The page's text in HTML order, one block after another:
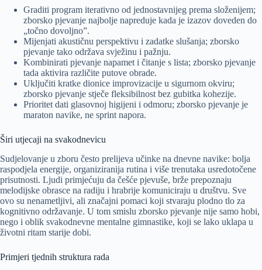
Graditi program iterativno od jednostavnijeg prema složenijem;
zborsko pjevanje najbolje napreduje kada je izazov doveden do
„točno dovoljno”.
Mijenjati akustičnu perspektivu i zadatke slušanja; zborsko
pjevanje tako održava svježinu i pažnju.
Kombinirati pjevanje napamet i čitanje s lista; zborsko pjevanje
tada aktivira različite putove obrade.
Uključiti kratke dionice improvizacije u sigurnom okviru;
zborsko pjevanje stječe fleksibilnost bez gubitka kohezije.
Prioritet dati glasovnoj higijeni i odmoru; zborsko pjevanje je
maraton navike, ne sprint napora.
Širi utjecaji na svakodnevicu
Sudjelovanje u zboru često prelijeva učinke na dnevne navike: bolja
raspodjela energije, organiziranija rutina i više trenutaka usredotočene
prisutnosti. Ljudi primjećuju da češće pjevuše, brže prepoznaju
melodijske obrasce na radiju i hrabrije komuniciraju u društvu. Sve
ovo su nenametljivi, ali značajni pomaci koji stvaraju plodno tlo za
kognitivno održavanje. U tom smislu zborsko pjevanje nije samo hobi,
nego i oblik svakodnevne mentalne gimnastike, koji se lako uklapa u
životni ritam starije dobi.
Primjeri tjednih struktura rada